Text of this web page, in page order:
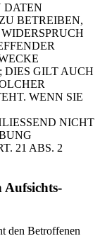
DATEN
BETREIBEN,
DIES GILT AUCH
WENN SIE
NICHT
21 ABS. 2
Aufsichts­
den Betroffenen